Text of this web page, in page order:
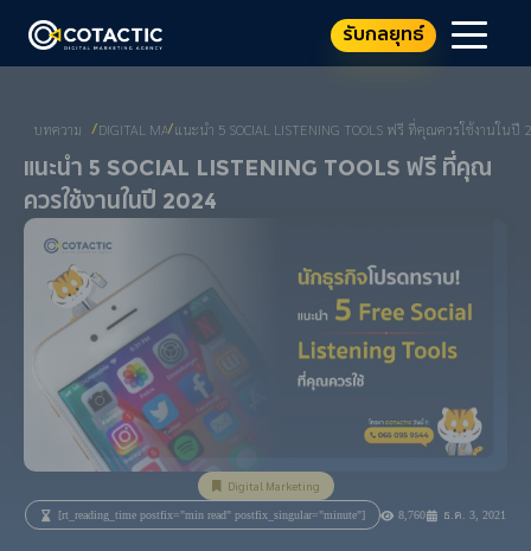
รับกลยุทธ์
บทความ / DIGITAL MARKETING
/ แนะนำ 5 SOCIAL LISTENING TOOLS ฟรี ที่คุณควรใช้งานในปี
แนะนำ 5 Social Listening Tools ฟรี ที่คุณ
ควรใช้งานในปี 2024
Digital Marketing
[rt_reading_time postfix="min read" postfix_singular="minute"] 8,760 ธ.ค. 3, 2021